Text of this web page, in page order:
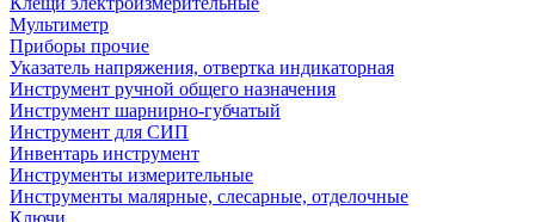
Мультиметр
Приборы прочие
Указатель напряжения, отвертка индикаторная
Инструмент ручной общего назначения
Инструмент шарнирно-губчатый
Инструмент для СИП
Инвентарь инструмент
Инструменты измерительные
Инструменты малярные, слесарные, отделочные
Ключи